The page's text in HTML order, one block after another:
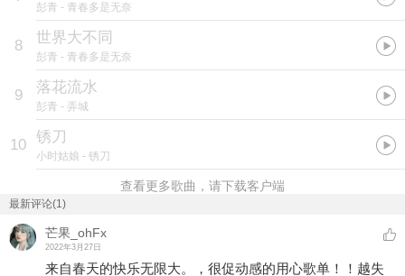
彭青 - 青春多是无奈
8 世界大不同
彭青 - 青春多是无奈
9 落花流水
彭青 - 弄城
10 锈刀
小时姑娘 - 锈刀
查看更多歌曲，请下载客户端
最新评论(1)
芒果_ohFx
2022年3月27日
来自春天的快乐无限大。，很促动感的用心歌单！！越失